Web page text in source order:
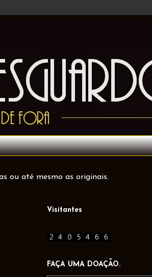
ou até mesmo as originais.
Visitantes
FAÇA UMA DOAÇÃO.